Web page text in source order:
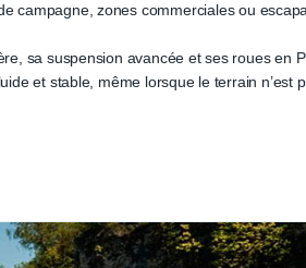
campagne, zones commerciales ou
sa suspension avancée et ses roues en
et stable, même lorsque le terrain n’est